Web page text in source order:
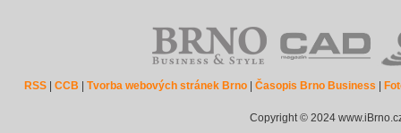
RSS |CCB |Tvorba webových stránek Brno |Časopis Brno Business
Copyright © 2024